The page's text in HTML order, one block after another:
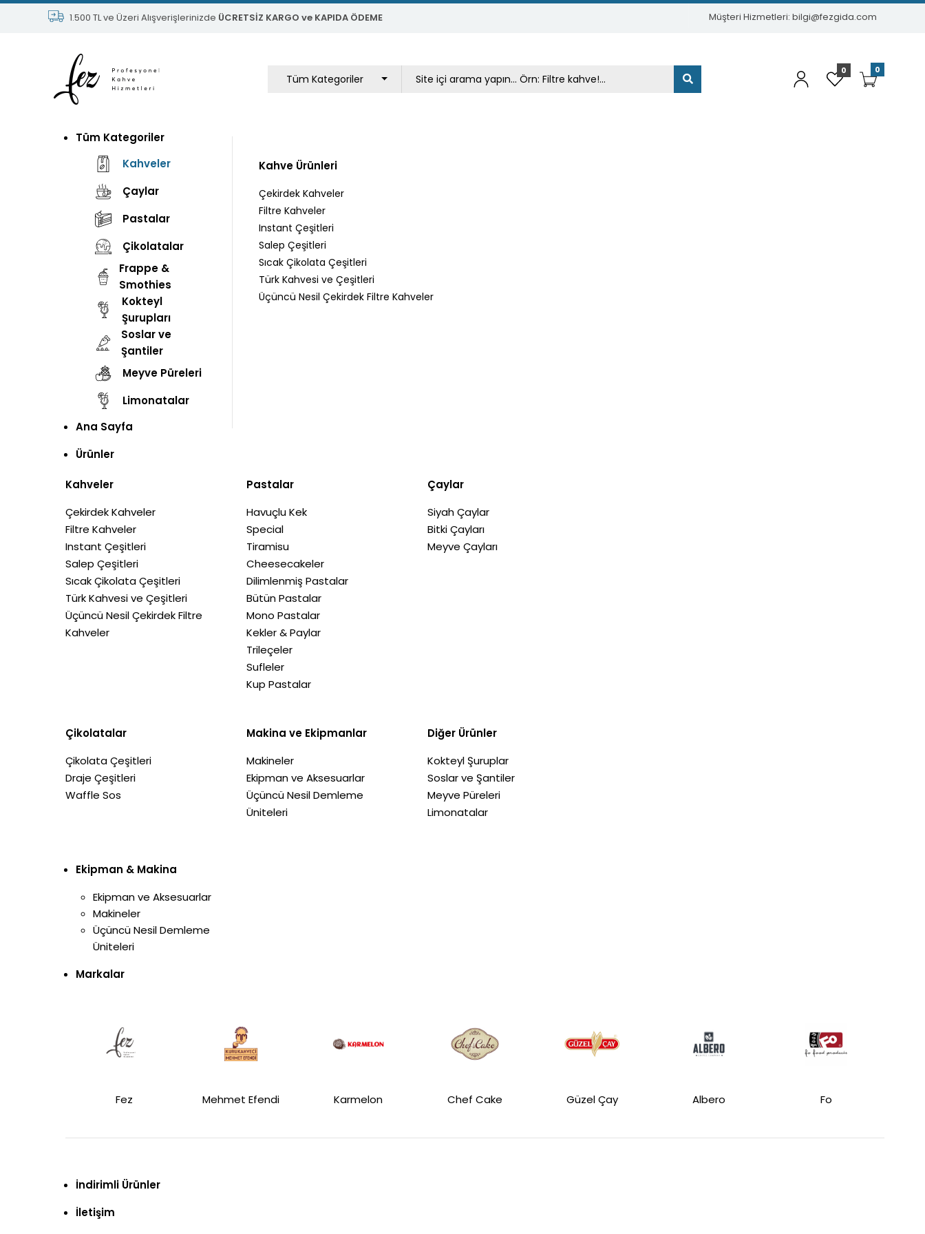
1.500 TL ve Üzeri Alışverişlerinizde ÜCRETSİZ KARGO ve KAPIDA ÖDEME Müşteri Hizmetleri: bilgi@fezgida.com
0 0
Tüm Kategoriler
Kahveler
Çaylar
Pastalar
Çikolatalar
Frappe &
Smothies
Kokteyl
Şurupları
Soslar ve
Şantiler
Meyve Püreleri
Limonatalar
Kahve Ürünleri
Çekirdek Kahveler
Filtre Kahveler
Instant Çeşitleri
Salep Çeşitleri
Sıcak Çikolata Çeşitleri
Türk Kahvesi ve Çeşitleri
Üçüncü Nesil Çekirdek Filtre Kahveler
Ana Sayfa
Ürünler
Kahveler
Çekirdek Kahveler
Filtre Kahveler
Instant Çeşitleri
Salep Çeşitleri
Sıcak Çikolata Çeşitleri
Türk Kahvesi ve Çeşitleri
Üçüncü Nesil Çekirdek Filtre
Kahveler
Pastalar
Havuçlu Kek
Special
Tiramisu
Cheesecakeler
Dilimlenmiş Pastalar
Bütün Pastalar
Mono Pastalar
Kekler & Paylar
Trileçeler
Sufleler
Kup Pastalar
Çaylar
Siyah Çaylar
Bitki Çayları
Meyve Çayları
Çikolatalar
Çikolata Çeşitleri
Draje Çeşitleri
Waffle Sos
Makina ve Ekipmanlar
Makineler
Ekipman ve Aksesuarlar
Üçüncü Nesil Demleme
Üniteleri
Diğer Ürünler
Kokteyl Şuruplar
Soslar ve Şantiler
Meyve Püreleri
Limonatalar
Ekipman & Makina
Ekipman ve Aksesuarlar
Makineler
Üçüncü Nesil Demleme
Üniteleri
Markalar
Fez Mehmet Efendi Karmelon Chef Cake Güzel Çay Albero Fo
İndirimli Ürünler
İletişim